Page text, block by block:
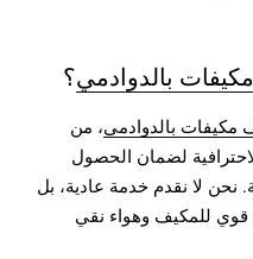
بالدوادمي؟
بالدوادمي، من
لضمان الحصول
نحن لا نقدم خدمة عادية، بل
قوي للمكيف وهواء نقي